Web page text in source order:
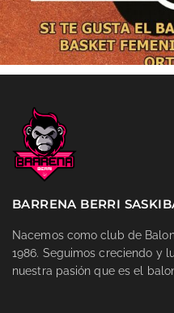
BARRENA BERRI
Nacemos como club de
1986. Seguimos creciendo y
nuestra pasión que es el